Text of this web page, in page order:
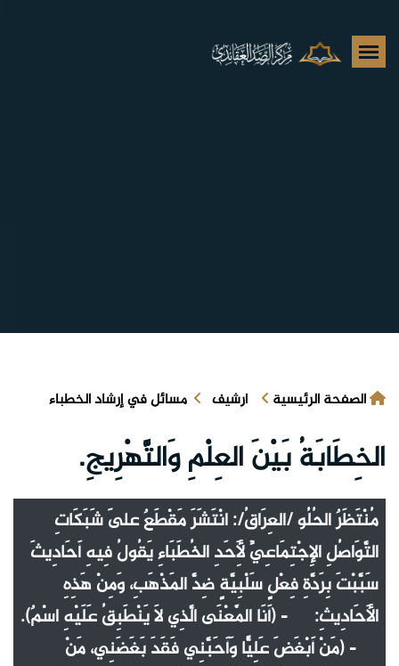
الصفحة الرئيسية ارشيف مسائل في إرشاد الخطباء
الخِطَابَةُ بَيْنَ العِلْمِ وَالتَّهْرِيجِ.
مُنْتَظَرٌ الحُلُو /العِرَاقُ/: انْتَشَرَ مَقْطَعٌ عَلَى شَبَكَاتِ
التَّوَاصُلِ الإِجْتِمَاعِيِّ لِأَحَدِ الخُطَبَاءِ يَقُولُ فِيهِ أَحَادِيثَ
سَبَّبْتَ بِرَدَّةِ فِعْلٍ سَلْبِيَّةٍ ضِدَّ المَذْهَبِ، وَمِنْ هَذِهِ
الأَحَادِيثِ: - (أَنَا الْمَعْنَى الَّذِي لَا يَنْطَبِقُ عَلَيْهِ اسْمٌ).
- (مَنْ أَبْغَضَ عَلِيًّا وَأَحَبَّنِي فَقَدَ بَغَضَنِي، مَنْ